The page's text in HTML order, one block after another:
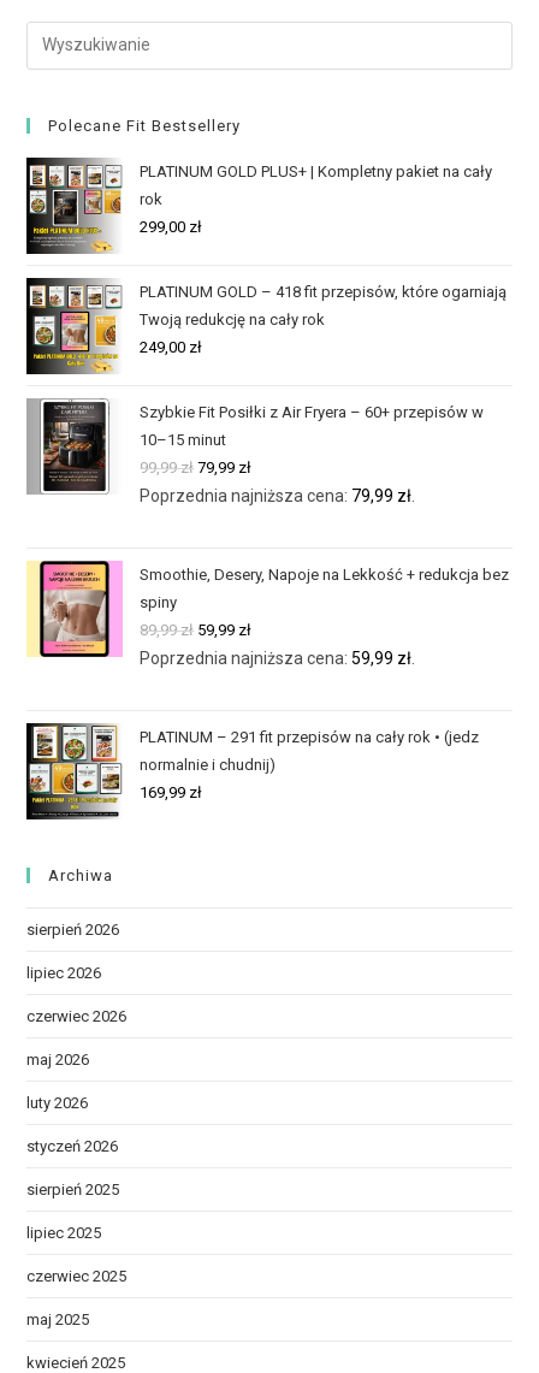
Polecane Fit Bestsellery
PLATINUM GOLD PLUS+ | Kompletny pakiet na cały
rok
299,00 zł
PLATINUM GOLD – 418 fit przepisów, które ogarniają
Twoją redukcję na cały rok
249,00 zł
Szybkie Fit Posiłki z Air Fryera – 60+ przepisów w
10–15 minut
99,99zł 79,99 zł
Poprzednia najniższa cena: 79,99 zł
Smoothie, Desery, Napoje na Lekkość + redukcja bez
spiny
89,99zł 59,99 zł
Poprzednia najniższa cena:59,99 zł
PLATINUM – 291 fit przepisów na cały rok • (jedz
normalnie i chudnij)
169,99 zł
Archiwa
sierpień 2026
lipiec 2026
czerwiec 2026
maj 2026
luty 2026
styczeń 2026
sierpień 2025
lipiec 2025
czerwiec 2025
maj 2025
kwiecień 2025